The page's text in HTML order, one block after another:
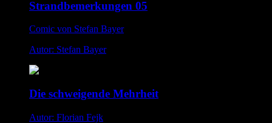
Strandbemerkungen 05
Comic von Stefan Bayer
Autor: Stefan Bayer
Die schweigende Mehrheit
Autor: Florian Fejk